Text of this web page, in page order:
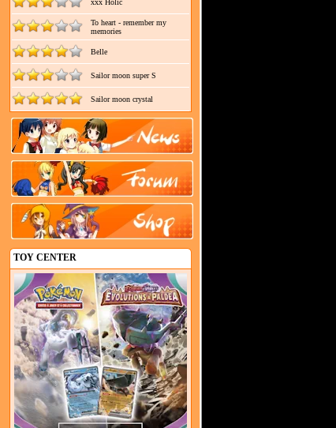
xxx Holic
To heart - remember my
memories
Belle
Sailor moon super S
Sailor moon crystal
TOY CENTER